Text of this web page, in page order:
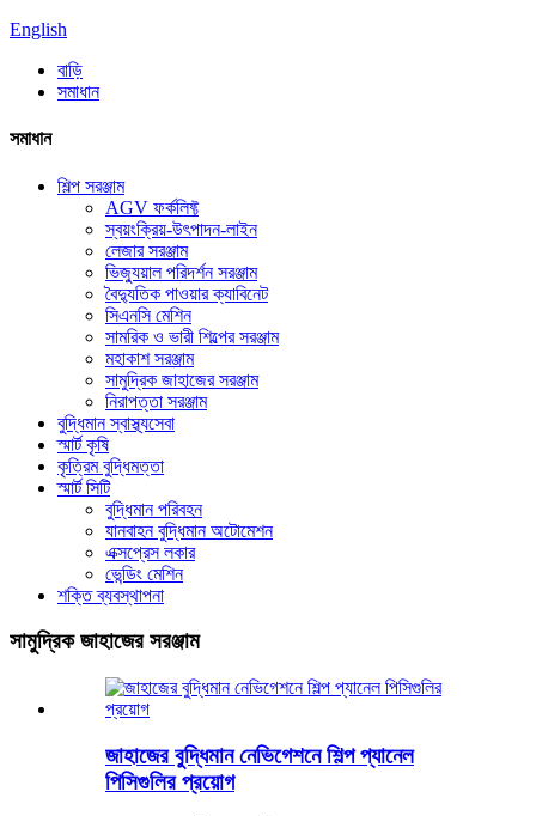
English
বাড়ি
সমাধান
সমাধান
শিল্প সরঞ্জাম
AGV ফর্কলিফ্ট
স্বয়ংক্রিয়-উৎপাদন-লাইন
লেজার সরঞ্জাম
ভিজ্যুয়াল পরিদর্শন সরঞ্জাম
বৈদ্যুতিক পাওয়ার ক্যাবিনেট
সিএনসি মেশিন
সামরিক ও ভারী শিল্পের সরঞ্জাম
মহাকাশ সরঞ্জাম
সামুদ্রিক জাহাজের সরঞ্জাম
নিরাপত্তা সরঞ্জাম
বুদ্ধিমান স্বাস্থ্যসেবা
স্মার্ট কৃষি
কৃত্রিম বুদ্ধিমত্তা
স্মার্ট সিটি
বুদ্ধিমান পরিবহন
যানবাহন বুদ্ধিমান অটোমেশন
এক্সপ্রেস লকার
ভেন্ডিং মেশিন
শক্তি ব্যবস্থাপনা
সামুদ্রিক জাহাজের সরঞ্জাম
জাহাজের বুদ্ধিমান নেভিগেশনে শিল্প প্যানেল
পিসিগুলির প্রয়োগ